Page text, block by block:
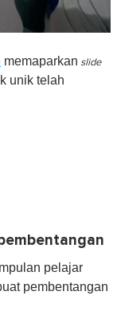
memaparkan slide
unik telah
pelajar
pembentangan